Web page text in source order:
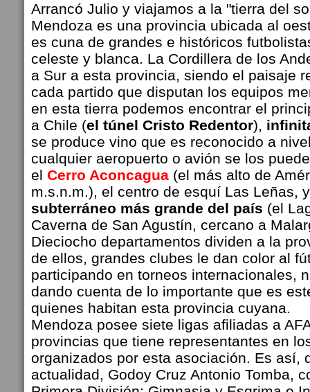
Arrancó Julio y viajamos a la "tierra del
Mendoza es una provincia ubicada al
es cuna de grandes e históricos
celeste y blanca. La Cordillera de los
a Sur a esta provincia, siendo el paisaje
cada partido que disputan los equipos
en esta tierra podemos encontrar el
a Chile (el túnel Cristo Redentor),
se produce vino que es reconocido a
cualquier aeropuerto o avión se los
el Cerro Aconcagua (el más alto de
m.s.n.m.), el centro de esquí Las Leñas,
subterráneo más grande del país (el
Caverna de San Agustín, cercano a
Dieciocho departamentos dividen a la
de ellos, grandes clubes le dan color al
participando en torneos internacionales,
dando cuenta de lo importante que es
quienes habitan esta provincia cuyana.
Mendoza posee siete ligas afiliadas a
provincias que tiene representantes en
organizados por esta asociación. Es así,
actualidad, Godoy Cruz Antonio Tomba,